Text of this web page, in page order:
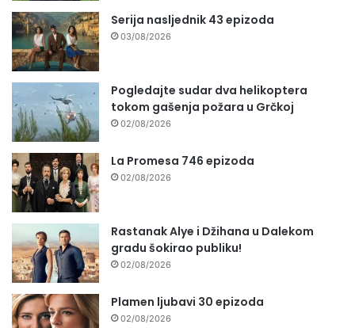
Serija nasljednik 43 epizoda
03/08/2026
Pogledajte sudar dva helikoptera
tokom gašenja požara u Grčkoj
02/08/2026
La Promesa 746 epizoda
02/08/2026
Rastanak Alye i Džihana u Dalekom
gradu šokirao publiku!
02/08/2026
Plamen ljubavi 30 epizoda
02/08/2026